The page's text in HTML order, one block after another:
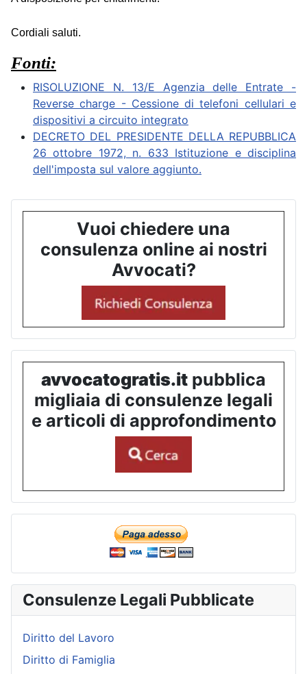
Cordiali saluti.
Fonti:
RISOLUZIONE N. 13/E Agenzia delle Entrate -
Reverse charge - Cessione di telefoni cellulari e
dispositivi a circuito integrato
DECRETO DEL PRESIDENTE DELLA REPUBBLICA
26 ottobre 1972, n. 633 Istituzione e disciplina
dell'imposta sul valore aggiunto.
Vuoi chiedere una
consulenza online ai nostri
Avvocati?
avvocatogratis.it pubblica
migliaia di consulenze legali
e articoli di approfondimento
Consulenze Legali Pubblicate
Diritto del Lavoro
Diritto di Famiglia